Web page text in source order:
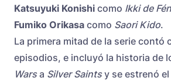
Katsuyuki Konishi como Ikki de
Fumiko Orikasa como Saori Kido.
La primera mitad de la serie contó
episodios, e incluyó la historia de
Warsa Silver Saintsy se estrenó el